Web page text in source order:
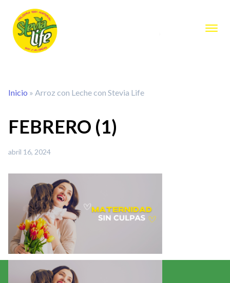
Inicio » Arroz con Leche con Stevia Life
FEBRERO (1)
abril 16, 2024